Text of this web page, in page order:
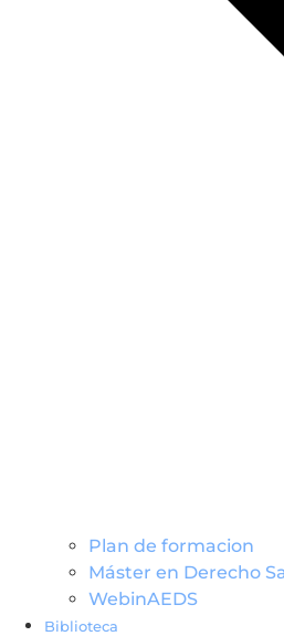
Plan de formacion
Máster en Derecho
WebinAEDS
Biblioteca